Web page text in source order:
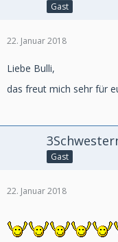
Gast
22. Januar 2018
Liebe Bulli,
das freut mich sehr für
Gast
22. Januar 2018